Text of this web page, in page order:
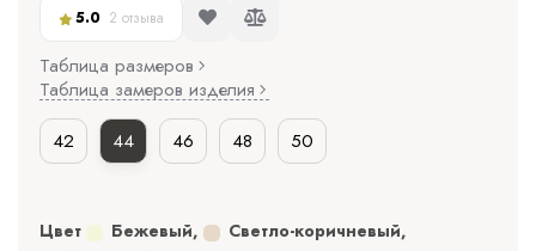
5.0 2 отзыва
Таблица размеров
Таблица замеров изделия
42
44 46 48 50
Цвет Бежевый, Светло-коричневый,